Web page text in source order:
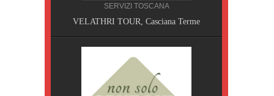
SERVIZI TOSCANA
VELATHRI TOUR, Casciana Terme